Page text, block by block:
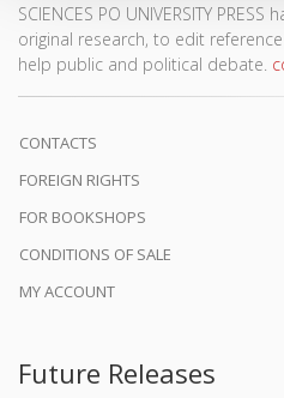
SCIENCES PO UNIVERSITY
original research, to edit
help public and political debate.
CONTACTS
FOREIGN RIGHTS
FOR BOOKSHOPS
CONDITIONS OF SALE
MY ACCOUNT
Future Releases